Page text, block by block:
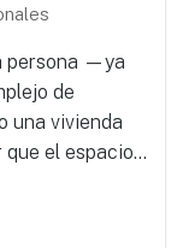
persona —ya
de
una vivienda
el espacio...